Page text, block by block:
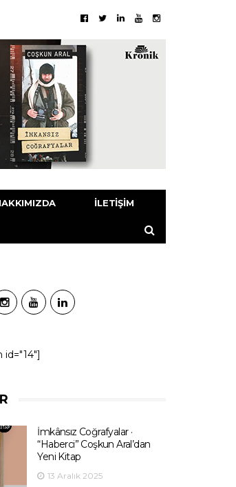
İLETIŞIM
İmkânsız Coğrafyalar ·
“Haberci” Coşkun Aral’dan
Yeni Kitap
13 Aralık 2025